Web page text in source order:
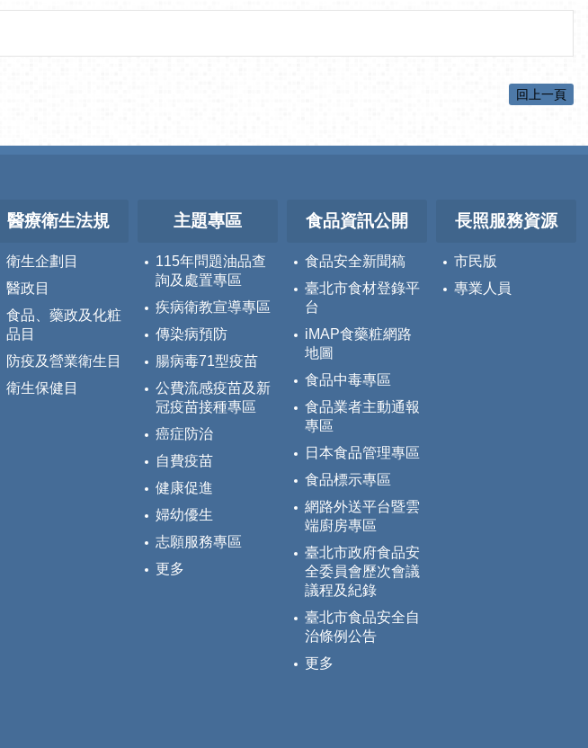
回上一頁
醫療衛生法規
衛生企劃目
醫政目
食品、藥政及化粧
品目
防疫及營業衛生目
衛生保健目
主題專區
115年問題油品查
詢及處置專區
疾病衛教宣導專區
傳染病預防
腸病毒71型疫苗
公費流感疫苗及新
冠疫苗接種專區
癌症防治
自費疫苗
健康促進
婦幼優生
志願服務專區
更多
食品資訊公開
食品安全新聞稿
臺北市食材登錄平
台
iMAP食藥粧網路
地圖
食品中毒專區
食品業者主動通報
專區
日本食品管理專區
食品標示專區
網路外送平台暨雲
端廚房專區
臺北市政府食品安
全委員會歷次會議
議程及紀錄
臺北市食品安全自
治條例公告
更多
長照服務資源
市民版
專業人員